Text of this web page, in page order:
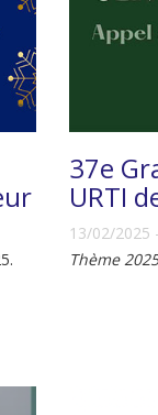
37e
URTI
13/02/2025
Thème